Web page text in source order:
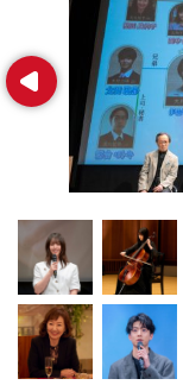
Prev